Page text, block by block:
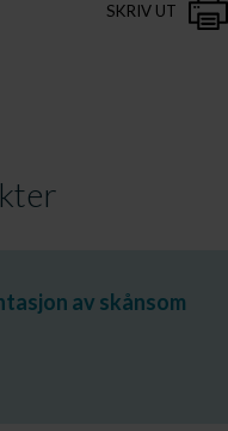
SKRIV UT
av skånsom